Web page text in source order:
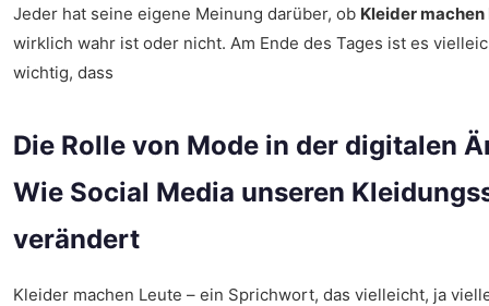
Jeder hat seine eigene Meinung darüber, ob Kleider machen
wirklich wahr ist oder nicht. Am Ende des Tages ist es
wichtig, dass
Die Rolle von Mode in der digitalen
Wie Social Media unseren
verändert
Kleider machen Leute – ein Sprichwort, das vielleicht, ja